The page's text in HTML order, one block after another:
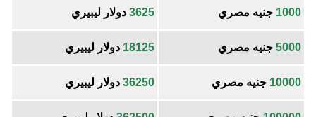
1000 جنيه مصري 3625 دولار ليبيري
5000 جنيه مصري 18125 دولار ليبيري
10000 جنيه مصري 36250 دولار ليبيري